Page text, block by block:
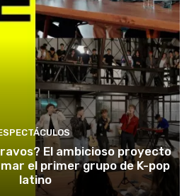
El ambicioso proyecto
el primer grupo de K-pop
latino